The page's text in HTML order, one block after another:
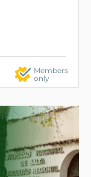
Members
only